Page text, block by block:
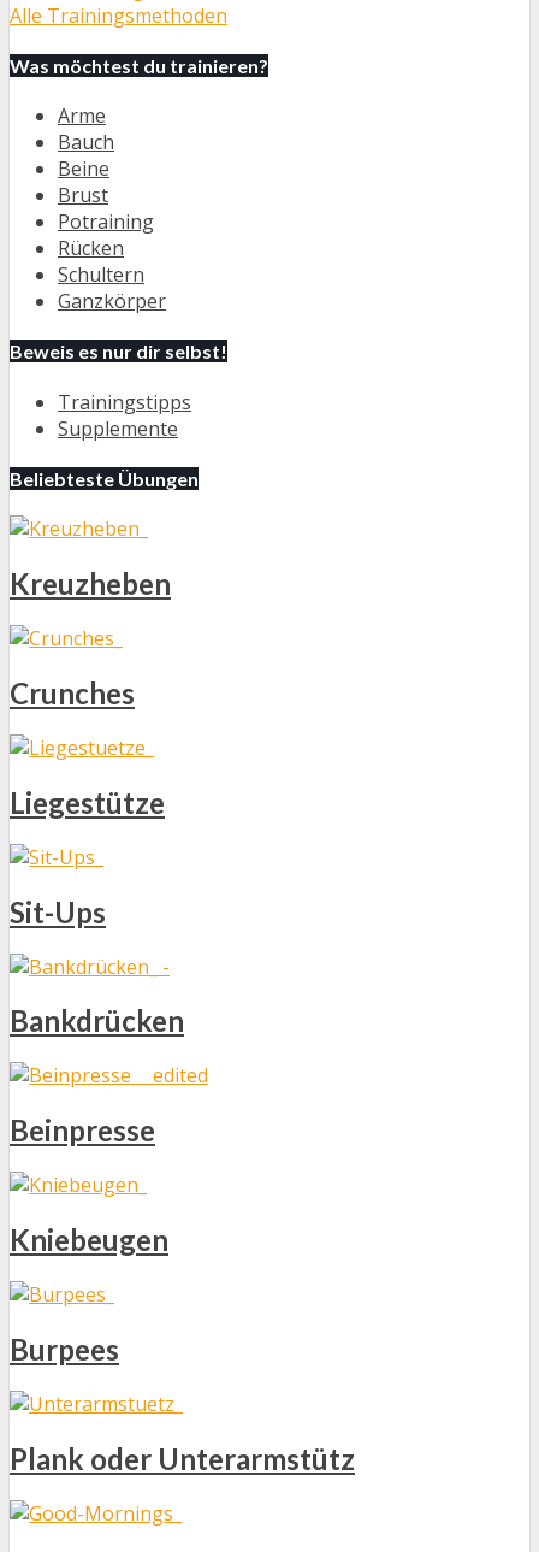
Alle Trainingsmethoden
Was möchtest du trainieren?
Arme
Bauch
Beine
Brust
Potraining
Rücken
Schultern
Ganzkörper
Beweis es nur dir selbst!
Trainingstipps
Supplemente
Beliebteste Übungen
Kreuzheben
Crunches
Liegestütze
Sit-Ups
Bankdrücken
Beinpresse
Kniebeugen
Burpees
Plank oder Unterarmstütz